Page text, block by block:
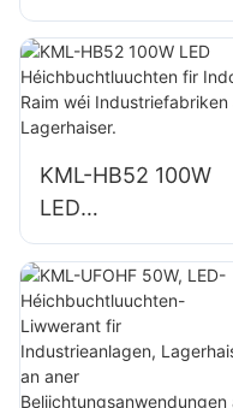
Industrie- a
Biergbauluuchten
fir Indoor Raim wéi
Turnsäll a
KML-HB52 100W
LED
Héichbuchtluuchte
n fir Indoor Raim
wéi
Industriefabriken a
Lagerhaiser.